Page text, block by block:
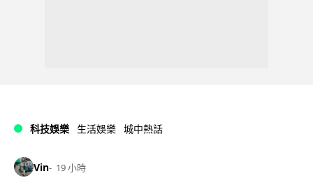
科技娛樂 生活娛樂 城中熱話
Vin 19 小時